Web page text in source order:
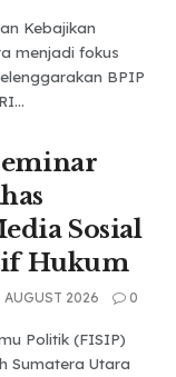
Kebajikan
menjadi fokus
BPIP
Sosial
Hukum
2026 0
Politik (FISIP)
Sumatera Utara